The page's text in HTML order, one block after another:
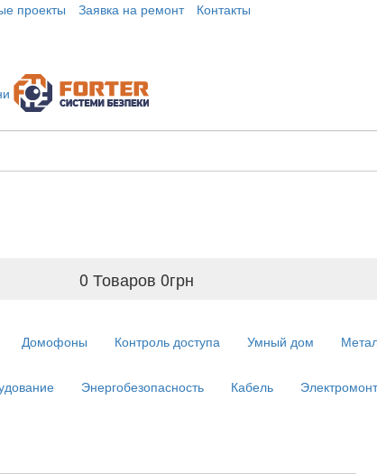
проекты Заявка на ремонт Контакты
0 Товаров 0грн
Домофоны Контроль доступа Умный дом
Энергобезопасность Кабель